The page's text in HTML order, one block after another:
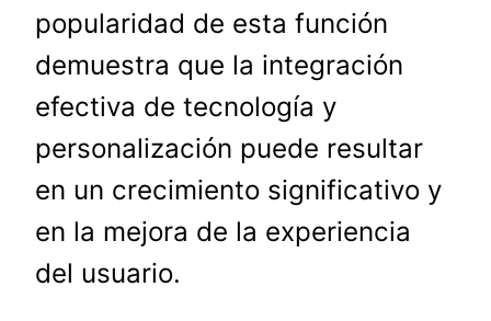
popularidad de esta función
demuestra que la integración
efectiva de tecnología y
personalización puede resultar
en un crecimiento significativo y
en la mejora de la experiencia
del usuario.